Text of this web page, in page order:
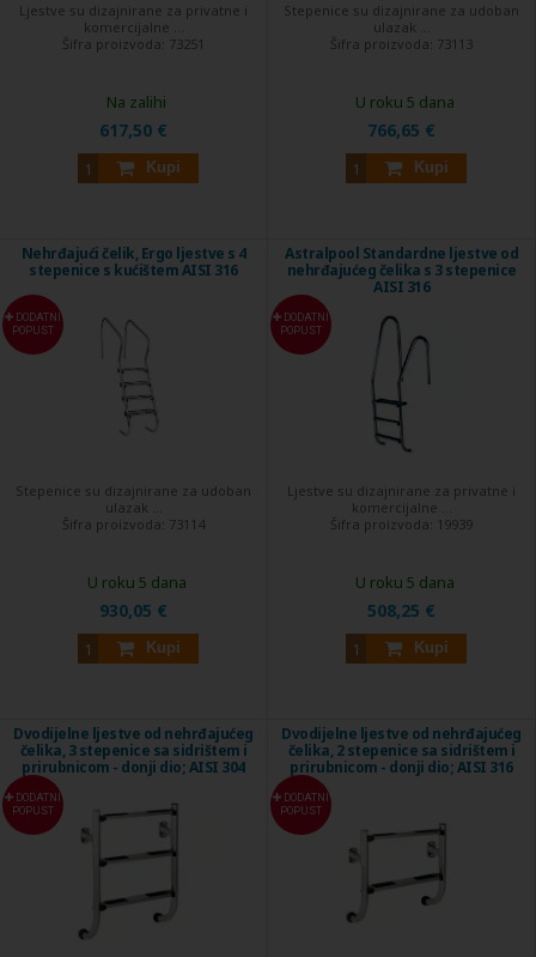
Ljestve su dizajnirane za privatne i
komercijalne ...
Šifra proizvoda: 73251
617,50 €
Kupi
Na zalihi
Stepenice su dizajnirane za udoban
ulazak ...
Šifra proizvoda: 73113
766,65 €
Kupi
U roku 5 dana
Nehrđajući čelik, Ergo ljestve s 4
stepenice s kućištem AISI 316
DODATNI
POPUST
Stepenice su dizajnirane za udoban
ulazak ...
Šifra proizvoda: 73114
930,05 €
Kupi
U roku 5 dana
Astralpool Standardne ljestve od
nehrđajućeg čelika s 3 stepenice
AISI 316
DODATNI
POPUST
Ljestve su dizajnirane za privatne i
komercijalne ...
Šifra proizvoda: 19939
508,25 €
Kupi
U roku 5 dana
Dvodijelne ljestve od nehrđajućeg
čelika, 3 stepenice sa sidrištem i
prirubnicom - donji dio; AISI 304
DODATNI
POPUST
Dvodijelne ljestve od nehrđajućeg
čelika, 2 stepenice sa sidrištem i
prirubnicom - donji dio; AISI 316
DODATNI
POPUST